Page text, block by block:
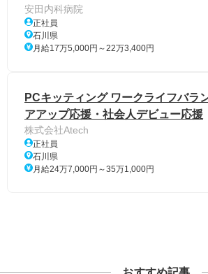
安田内科病院
正社員
石川県
月給17万5,000円～22万3,400円
PCキッティング ワークライフバラ
アアップ応援・社会人デビュー応援
株式会社Atech
正社員
石川県
月給24万7,000円～35万1,000円